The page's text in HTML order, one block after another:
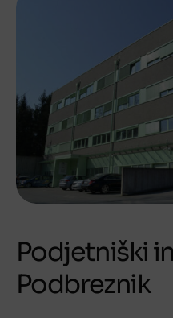
Podjetniški
Podbreznik